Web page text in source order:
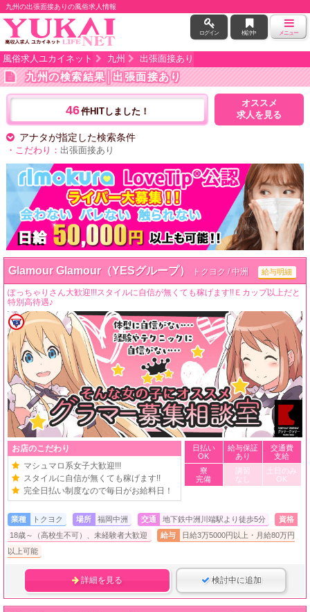
九州の出張面接ありの風俗求人情報
ログイン 検討中 メニュー
風俗求人ユカイネット 九州 出張面接あり
九州の検索結果│出張面接あり
46件HITしました！
オススメ
求人を見る
アナタが指定した検索条件
・こだわり： 出張面接あり
Glamour Glamour（YESグループ） トクヨク / 中洲 給与明細
ぽっちゃりさん大歓迎!!!スタイルに自信が無くても稼げます!!Ｅカップ以上だと
特別高待遇♪
お店のこだわり
マシュマロ系女子大歓迎!!!
スタイルに自信が無くても稼げます!!
完全日払い制度なので毎日がお給料日！
日払い
OK
給与保証
あり
交通費
支給
寮
完備
講習
なし
土日のみ
OK
業種 トクヨク 場所 福岡中洲 交通 地下鉄中洲川端駅より徒歩5分
資格
18歳～（高校生不可）、未経験者大歓迎
給与
日給3万5000円以上・月給80万円
以上可能
詳細を見る 検討中に追加